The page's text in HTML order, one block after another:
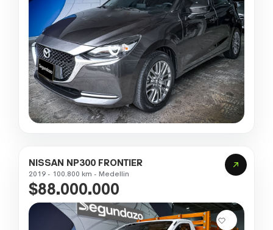
NISSAN NP300 FRONTIER
2019 - 100.800 km - Medellin
$88.000.000